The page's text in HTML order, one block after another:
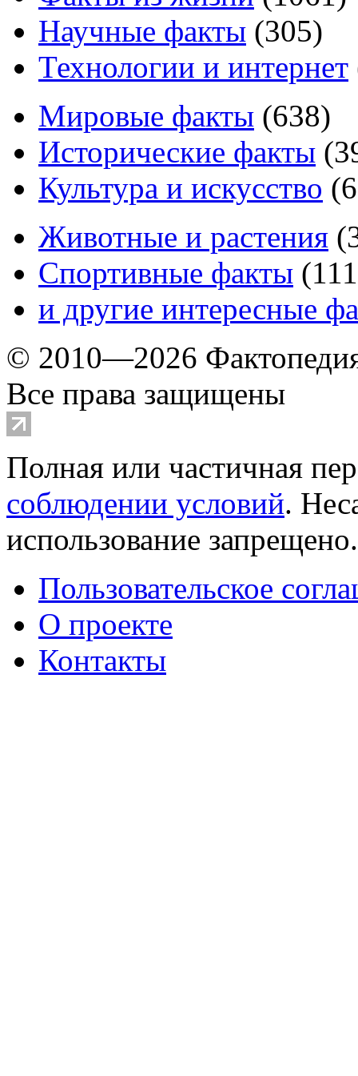
Научные факты (305)
Технологии и интернет
Мировые факты (638)
Исторические факты (
Культура и искусство (
Животные и растения (
Спортивные факты (111
и другие интересные
© 2010—2026
Все права защищены
Полная или частичная
соблюдении условий.
использование
Пользовательское
О проекте
Контакты